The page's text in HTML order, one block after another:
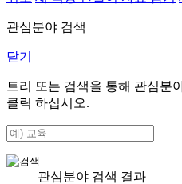
관심분야 검색
닫기
트리 또는 검색을 통해 관심분
클릭 하십시오.
관심분야 검색 결과